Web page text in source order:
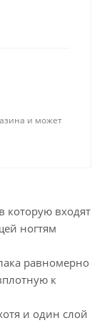
и может
которую входят
ногтям
равномерно
к
и один слой